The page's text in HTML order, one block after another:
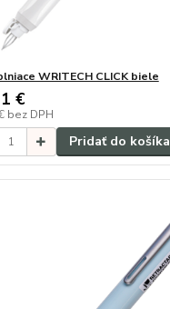
WRITECH CLICK biele
€
bez DPH
Pridať do košíka